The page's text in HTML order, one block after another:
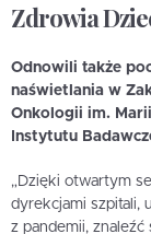
Zdrowia
Odnowili także
naświetlania w
Onkologii im.
Instytutu
„Dzięki otwartym
dyrekcjami szpitali,
z pandemii,